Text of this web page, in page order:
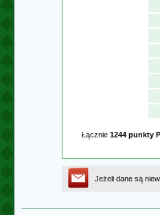
Łącznie 1244 punkty
Jeżeli dane są